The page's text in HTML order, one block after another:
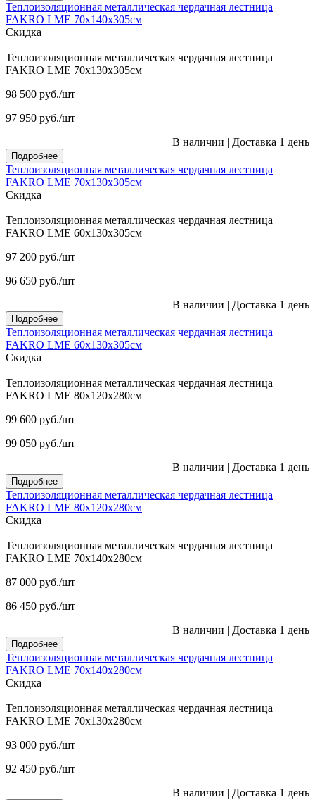
Теплоизоляционная металлическая чердачная лестница
FAKRO LME 70х140х305см
Скидка
Теплоизоляционная металлическая чердачная лестница
FAKRO LME 70х130х305см
98 500 руб./шт
97 950 руб./шт
В наличии | Доставка 1 день
Подробнее
Теплоизоляционная металлическая чердачная лестница
FAKRO LME 70х130х305см
Скидка
Теплоизоляционная металлическая чердачная лестница
FAKRO LME 60х130х305см
97 200 руб./шт
96 650 руб./шт
В наличии | Доставка 1 день
Подробнее
Теплоизоляционная металлическая чердачная лестница
FAKRO LME 60х130х305см
Скидка
Теплоизоляционная металлическая чердачная лестница
FAKRO LME 80х120х280см
99 600 руб./шт
99 050 руб./шт
В наличии | Доставка 1 день
Подробнее
Теплоизоляционная металлическая чердачная лестница
FAKRO LME 80х120х280см
Скидка
Теплоизоляционная металлическая чердачная лестница
FAKRO LME 70х140х280см
87 000 руб./шт
86 450 руб./шт
В наличии | Доставка 1 день
Подробнее
Теплоизоляционная металлическая чердачная лестница
FAKRO LME 70х140х280см
Скидка
Теплоизоляционная металлическая чердачная лестница
FAKRO LME 70х130х280см
93 000 руб./шт
92 450 руб./шт
В наличии | Доставка 1 день